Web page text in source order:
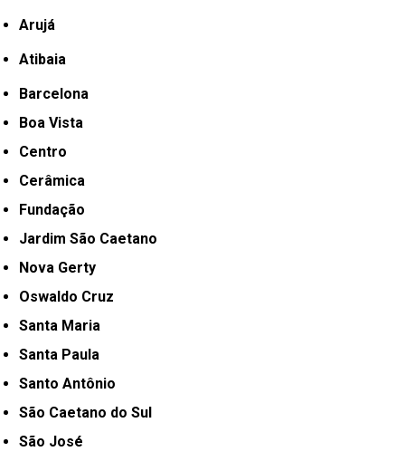
Arujá
Atibaia
Barcelona
Boa Vista
Centro
Cerâmica
Fundação
Jardim São Caetano
Nova Gerty
Oswaldo Cruz
Santa Maria
Santa Paula
Santo Antônio
São Caetano do Sul
São José